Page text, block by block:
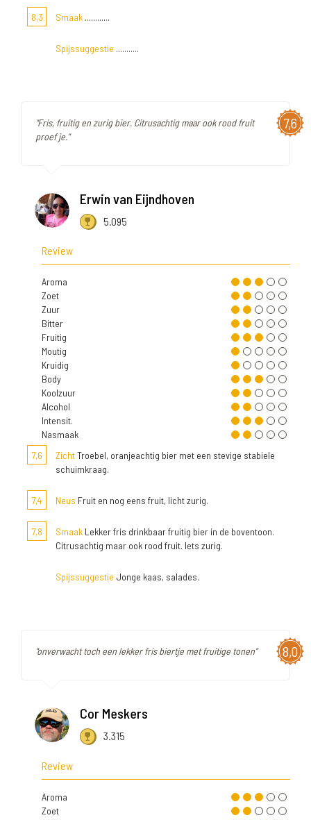
8,3 Smaak ............
Spijssuggestie ...........
7,6
"Fris, fruitig en zurig bier. Citrusachtig maar ook rood fruit
proef je."
Erwin van Eijndhoven
5.095
Review
Aroma
Zoet
Zuur
Bitter
Fruitig
Moutig
Kruidig
Body
Koolzuur
Alcohol
Intensit.
Nasmaak
7,6
ZichtTroebel, oranjeachtig bier met een stevige stabiele
schuimkraag.
7,4 Neus Fruit en nog eens fruit, licht zurig.
7,8 Smaak Lekker fris drinkbaar fruitig bier in de boventoon.
Citrusachtig maar ook rood fruit. Iets zurig.
Spijssuggestie Jonge kaas, salades.
8,0
"onverwacht toch een lekker fris biertje met fruitige tonen"
Cor Meskers
3.315
Review
Aroma
Zoet